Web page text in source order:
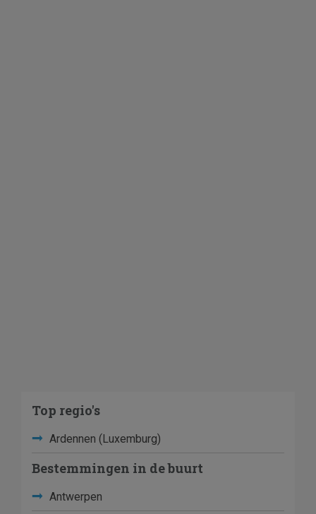
Top regio's
Ardennen (Luxemburg)
Bestemmingen in de buurt
Antwerpen